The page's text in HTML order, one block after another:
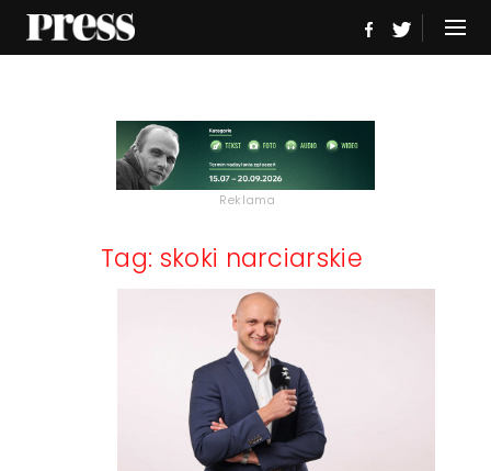
Reklama
Tag: skoki narciarskie